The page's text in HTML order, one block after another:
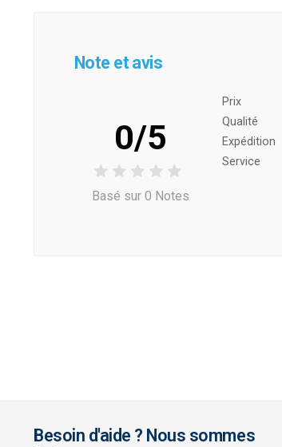
Note et avis
0/5
Basé sur 0 Notes
Prix ​​
Qualité
Expédition
Service
Besoin d'aide ? Nous sommes